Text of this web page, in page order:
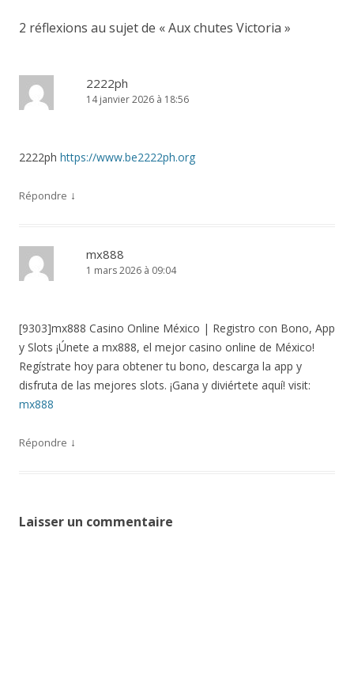
2 réflexions au sujet de «Aux chutes Victoria »
2222ph
14 janvier 2026 à 18:56
2222ph https://www.be2222ph.org
Répondre ↓
mx888
1 mars 2026 à 09:04
[9303]mx888 Casino Online México | Registro con Bono, App
y Slots ¡Únete a mx888, el mejor casino online de México!
Regístrate hoy para obtener tu bono, descarga la app y
disfruta de las mejores slots. ¡Gana y diviértete aquí! visit:
mx888
Répondre ↓
Laisser un commentaire